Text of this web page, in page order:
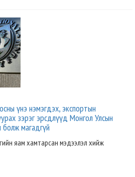
үнэ нэмэгдэх, экспортын
зэрэг эрсдлүүд Монгол Улсын
магадгүй
яам хамтарсан мэдээлэл хийж